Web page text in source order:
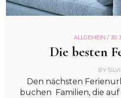
ALLGEMEIN / 30.
Die besten
BY
Den nächsten
buchen Familien, die